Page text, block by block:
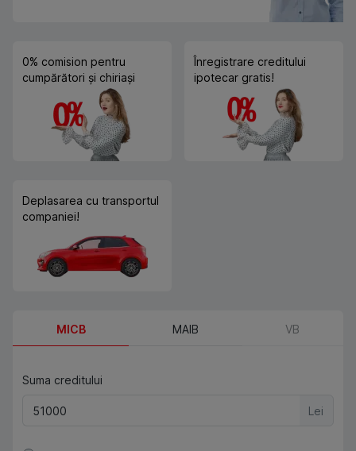
0% comision pentru
cumpărători și chiriași
Înregistrare creditului
ipotecar gratis!
Deplasarea cu transportul
companiei!
MICB MAIB VB
Suma creditului
Lei